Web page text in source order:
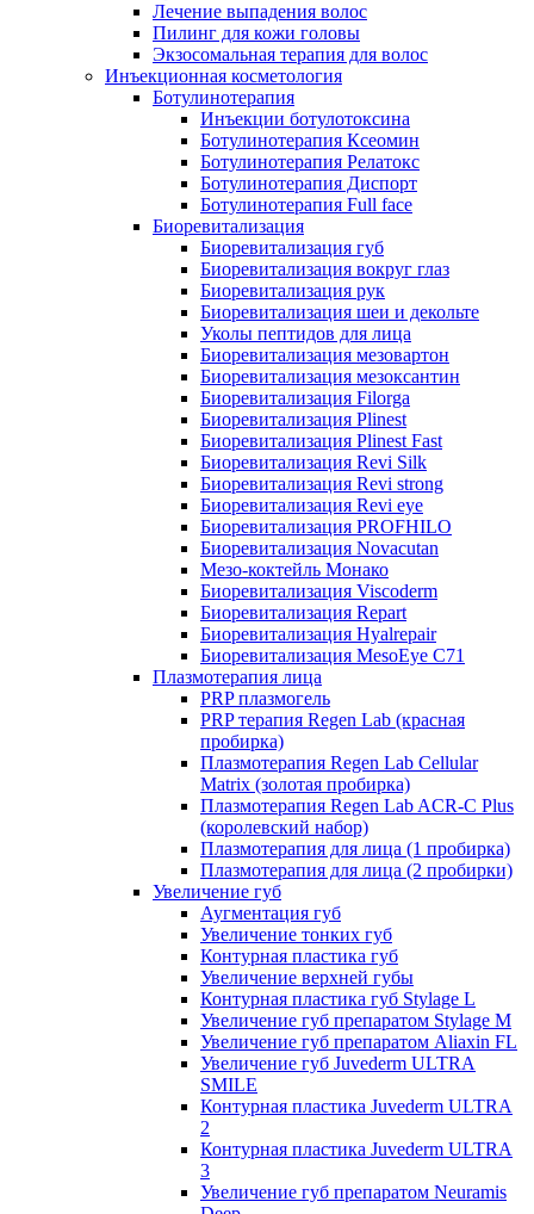
Лечение выпадения волос
Пилинг для кожи головы
Экзосомальная терапия для волос
Инъекционная косметология
Ботулинотерапия
Инъекции ботулотоксина
Ботулинотерапия Ксеомин
Ботулинотерапия Релатокс
Ботулинотерапия Диспорт
Ботулинотерапия Full face
Биоревитализация
Биоревитализация губ
Биоревитализация вокруг глаз
Биоревитализация рук
Биоревитализация шеи и декольте
Уколы пептидов для лица
Биоревитализация мезовартон
Биоревитализация мезоксантин
Биоревитализация Filorga
Биоревитализация Plinest
Биоревитализация Plinest Fast
Биоревитализация Revi Silk
Биоревитализация Revi strong
Биоревитализация Revi eye
Биоревитализация PROFHILO
Биоревитализация Novacutan
Мезо-коктейль Монако
Биоревитализация Viscoderm
Биоревитализация Repart
Биоревитализация Hyalrepair
Биоревитализация MesoEye C71
Плазмотерапия лица
PRP плазмогель
PRP терапия Regen Lab (красная
пробирка)
Плазмотерапия Regen Lab Cellular
Matrix (золотая пробирка)
Плазмотерапия Regen Lab ACR-C Plus
(королевский набор)
Плазмотерапия для лица (1 пробирка)
Плазмотерапия для лица (2 пробирки)
Увеличение губ
Аугментация губ
Увеличение тонких губ
Контурная пластика губ
Увеличение верхней губы
Контурная пластика губ Stylage L
Увеличение губ препаратом Stylage M
Увеличение губ препаратом Aliaxin FL
Увеличение губ Juvederm ULTRA
SMILE
Контурная пластика Juvederm ULTRA
2
Контурная пластика Juvederm ULTRA
3
Увеличение губ препаратом Neuramis